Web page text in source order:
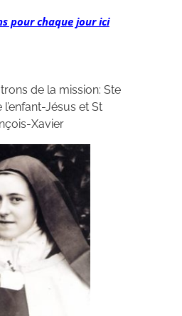
pour chaque jour ici
de la mission: Ste
Jésus et St
Xavier